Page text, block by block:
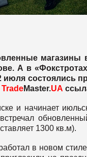
магазины
А в
июля состоялись
TradeMaster.UA
и начинает
1300 кв.м).
в новом